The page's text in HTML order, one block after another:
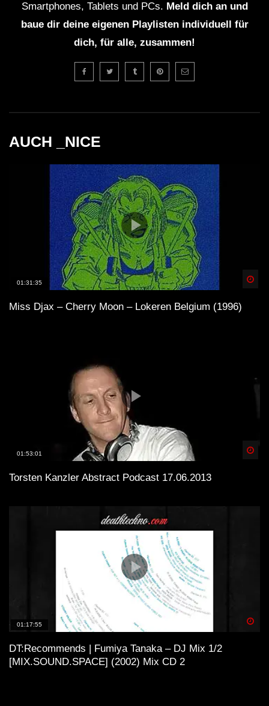
Smartphones, Tablets und PCs. Meld dich an und
baue dir deine eigenen Playlisten individuell für
dich, für alle, zusammen!
AUCH _NICE
01:31:35
Miss Djax – Cherry Moon – Lokeren Belgium (1996)
01:53:01
Torsten Kanzler Abstract Podcast 17.06.2013
01:17:55
DT:Recommends | Fumiya Tanaka – DJ Mix 1/2
[MIX.SOUND.SPACE] (2002) Mix CD 2